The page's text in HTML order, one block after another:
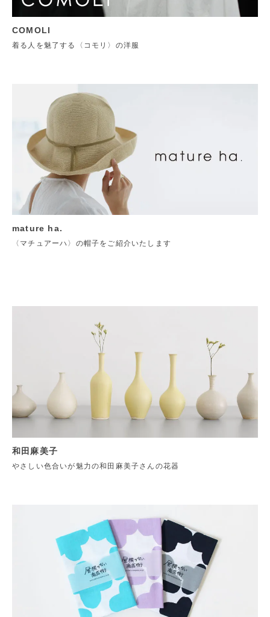
COMOLI
着る人を魅了する〈コモリ〉の洋服
mature ha.
〈マチュアーハ〉の帽子をご紹介いたします
和田麻美子
やさしい色合いが魅力の和田麻美子さんの花器